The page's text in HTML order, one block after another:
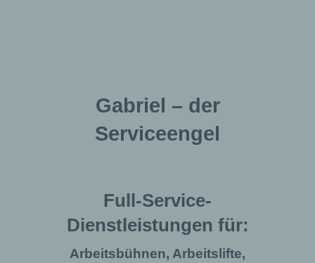
Gabriel – der
Serviceengel
Full-Service-
Dienstleistungen für:
Arbeitsbühnen, Arbeitslifte,